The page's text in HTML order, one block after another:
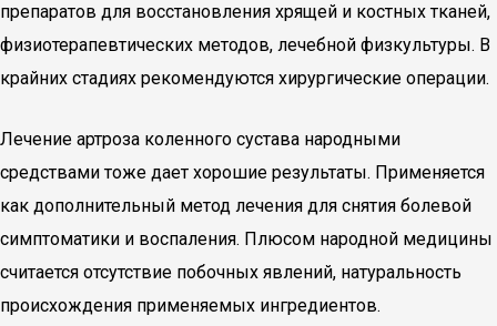
препаратов для восстановления хрящей и костных тканей,
физиотерапевтических методов, лечебной физкультуры. В
крайних стадиях рекомендуются хирургические операции.
Лечение артроза коленного сустава народными
средствами тоже дает хорошие результаты. Применяется
как дополнительный метод лечения для снятия болевой
симптоматики и воспаления. Плюсом народной медицины
считается отсутствие побочных явлений, натуральность
происхождения применяемых ингредиентов.